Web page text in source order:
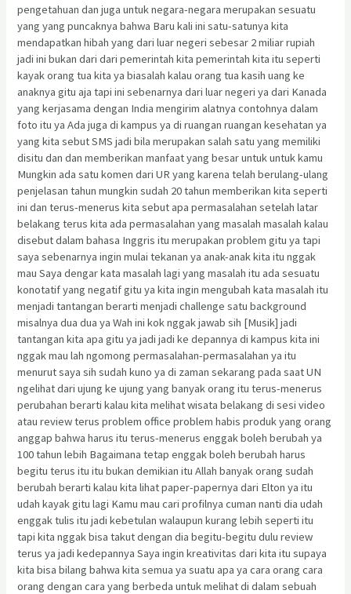
pengetahuan dan juga untuk negara-negara merupakan sesuatu
yang yang puncaknya bahwa Baru kali ini satu-satunya kita
mendapatkan hibah yang dari luar negeri sebesar 2 miliar rupiah
jadi ini bukan dari dari pemerintah kita pemerintah kita itu seperti
kayak orang tua kita ya biasalah kalau orang tua kasih uang ke
anaknya gitu aja tapi ini sebenarnya dari luar negeri ya dari Kanada
yang kerjasama dengan India mengirim alatnya contohnya dalam
foto itu ya Ada juga di kampus ya di ruangan ruangan kesehatan ya
yang kita sebut SMS jadi bila merupakan salah satu yang memiliki
disitu dan dan memberikan manfaat yang besar untuk untuk kamu
Mungkin ada satu komen dari UR yang karena telah berulang-ulang
penjelasan tahun mungkin sudah 20 tahun memberikan kita seperti
ini dan terus-menerus kita sebut apa permasalahan setelah latar
belakang terus kita ada permasalahan yang masalah masalah kalau
disebut dalam bahasa Inggris itu merupakan problem gitu ya tapi
saya sebenarnya ingin mulai tekanan ya anak-anak kita itu nggak
mau Saya dengar kata masalah lagi yang masalah itu ada sesuatu
konotatif yang negatif gitu ya kita ingin mengubah kata masalah itu
menjadi tantangan berarti menjadi challenge satu background
misalnya dua dua ya Wah ini kok nggak jawab sih [Musik] jadi
tantangan kita apa gitu ya jadi jadi ke depannya di kampus kita ini
nggak mau lah ngomong permasalahan-permasalahan ya itu
menurut saya sih sudah kuno ya di zaman sekarang pada saat UN
ngelihat dari ujung ke ujung yang banyak orang itu terus-menerus
perubahan berarti kalau kita melihat wisata belakang di sesi video
atau review terus problem office problem habis produk yang orang
anggap bahwa harus itu terus-menerus enggak boleh berubah ya
100 tahun lebih Bagaimana tetap enggak boleh berubah harus
begitu terus itu itu bukan demikian itu Allah banyak orang sudah
berubah berarti kalau kita lihat paper-papernya dari Elton ya itu
udah kayak gitu lagi Kamu mau cari profilnya cuman nanti dia udah
enggak tulis itu jadi kebetulan walaupun kurang lebih seperti itu
tapi kita nggak bisa takut dengan dia begitu-begitu dulu review
terus ya jadi kedepannya Saya ingin kreativitas dari kita itu supaya
kita bisa bilang bahwa kita semua ya suatu apa ya cara orang cara
orang dengan cara yang berbeda untuk melihat di dalam sebuah